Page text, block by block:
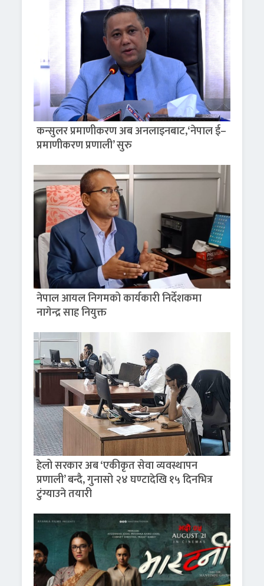
कन्सुलर प्रमाणीकरण अब अनलाइनबाट,‘नेपाल ई–
प्रमाणीकरण प्रणाली’ सुरु
नेपाल आयल निगमको कार्यकारी निर्देशकमा
नागेन्द्र साह नियुक्त
हेलो सरकार अब ‘एकीकृत सेवा व्यवस्थापन
प्रणाली’ बन्दै, गुनासो २४ घण्टादेखि १५ दिनभित्र
टुंग्याउने तयारी